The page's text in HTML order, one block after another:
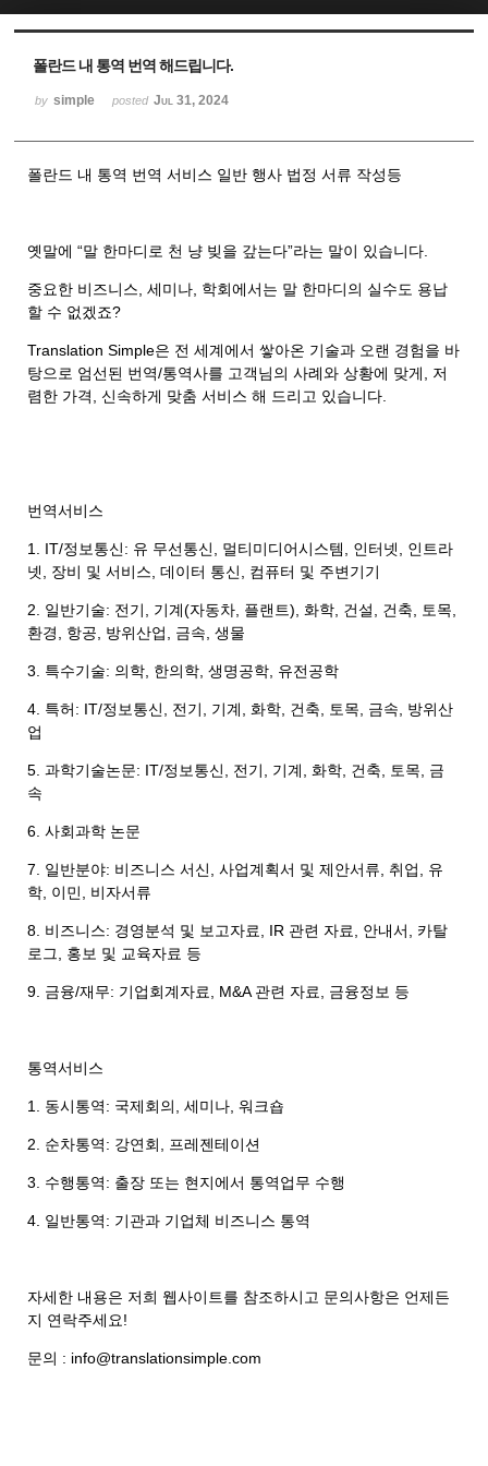
폴란드 내 통역 번역 해드립니다.
by simple posted Jul 31, 2024
폴란드 내 통역 번역 서비스 일반 행사 법정 서류 작성등
옛말에 “말 한마디로 천 냥 빚을 갚는다”라는 말이 있습니다.
중요한 비즈니스, 세미나, 학회에서는 말 한마디의 실수도 용납
할 수 없겠죠?
Translation Simple은 전 세계에서 쌓아온 기술과 오랜 경험을 바
탕으로 엄선된 번역/통역사를 고객님의 사례와 상황에 맞게, 저
렴한 가격, 신속하게 맞춤 서비스 해 드리고 있습니다.
번역서비스
1. IT/정보통신: 유 무선통신, 멀티미디어시스템, 인터넷, 인트라
넷, 장비 및 서비스, 데이터 통신, 컴퓨터 및 주변기기
2. 일반기술: 전기, 기계(자동차, 플랜트), 화학, 건설, 건축, 토목,
환경, 항공, 방위산업, 금속, 생물
3. 특수기술: 의학, 한의학, 생명공학, 유전공학
4. 특허: IT/정보통신, 전기, 기계, 화학, 건축, 토목, 금속, 방위산
업
5. 과학기술논문: IT/정보통신, 전기, 기계, 화학, 건축, 토목, 금
속
6. 사회과학 논문
7. 일반분야: 비즈니스 서신, 사업계획서 및 제안서류, 취업, 유
학, 이민, 비자서류
8. 비즈니스: 경영분석 및 보고자료, IR 관련 자료, 안내서, 카탈
로그, 홍보 및 교육자료 등
9. 금융/재무: 기업회계자료, M&A 관련 자료, 금융정보 등
통역서비스
1. 동시통역: 국제회의, 세미나, 워크숍
2. 순차통역: 강연회, 프레젠테이션
3. 수행통역: 출장 또는 현지에서 통역업무 수행
4. 일반통역: 기관과 기업체 비즈니스 통역
자세한 내용은 저희 웹사이트를 참조하시고 문의사항은 언제든
지 연락주세요!
문의 : info@translationsimple.com
Sketchbook5, 스케치북5